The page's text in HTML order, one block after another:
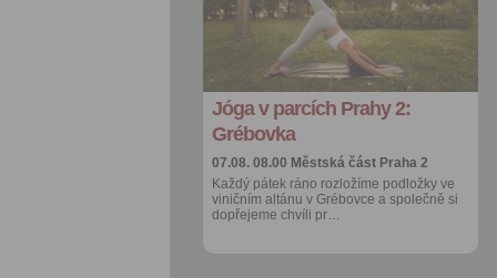
Jóga v parcích Prahy 2:
Grébovka
07.08. 08.00 Městská část Praha 2
Každý pátek ráno rozložíme podložky ve
viničním altánu v Grébovce a společně si
dopřejeme chvíli pr…
Sdílet:
Facebook
export do
kalendáře
Více výhod pro
přihlášené